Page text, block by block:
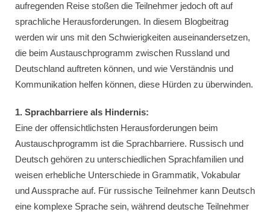
aufregenden Reise stoßen die Teilnehmer jedoch oft auf
sprachliche Herausforderungen. In diesem Blogbeitrag
werden wir uns mit den Schwierigkeiten auseinandersetzen,
die beim Austauschprogramm zwischen Russland und
Deutschland auftreten können, und wie Verständnis und
Kommunikation helfen können, diese Hürden zu überwinden.
1. Sprachbarriere als Hindernis:
Eine der offensichtlichsten Herausforderungen beim
Austauschprogramm ist die Sprachbarriere. Russisch und
Deutsch gehören zu unterschiedlichen Sprachfamilien und
weisen erhebliche Unterschiede in Grammatik, Vokabular
und Aussprache auf. Für russische Teilnehmer kann Deutsch
eine komplexe Sprache sein, während deutsche Teilnehmer